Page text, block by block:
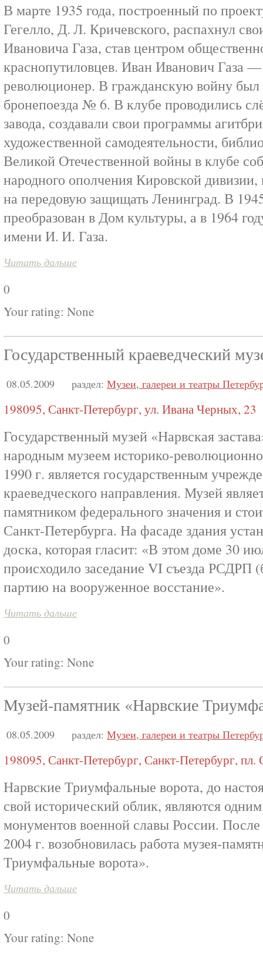
В марте 1935 года, построенный по
Гегелло, Д. Л. Кричевского, распахнул
Ивановича Газа, став центром
краснопутиловцев. Иван Иванович Газа
революционер. В гражданскую войну был
бронепоезда № 6. В клубе проводились
завода, создавали свои программы
художественной самодеятельности,
Великой Отечественной войны в клубе
народного ополчения Кировской
на передовую защищать Ленинград. В
преобразован в Дом культуры, а в 1964
имени И. И. Газа.
Читать дальше
0
Your rating: None
Государственный краеведческий
08.05.2009 раздел: Музеи, галереи и театры
198095, Санкт-Петербург, ул. Ивана Черных, 23
Государственный музей «Нарвская
народным музеем историко-
1990 г. является государственным
краеведческого направления. Музей
памятником федерального значения и
Санкт-Петербурга. На фасаде здания
доска, которая гласит: «В этом доме 30
происходило заседание VI съезда РСДРП
партию на вооруженное восстание».
Читать дальше
0
Your rating: None
Музей-памятник «Нарвские
08.05.2009 раздел: Музеи, галереи и театры
198095, Санкт-Петербург, Санкт-Петербург, пл.
Нарвские Триумфальные ворота, до
свой исторический облик, являются
монументов военной славы России.
2004 г. возобновилась работа музея-
Триумфальные ворота».
Читать дальше
0
Your rating: None